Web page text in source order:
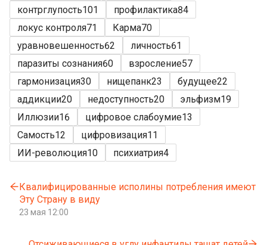
контрглупость101 профилактика84
локус контроля71 Карма70
уравновешенность62 личность61
паразиты сознания60 взросление57
гармонизация30 нищепанк23 будущее22
аддикции20 недоступность20 эльфизм19
Иллюзии16 цифровое слабоумие13
Самость12 цифровизация11
ИИ-революция10 психиатрия4
Квалифицированные исполины потребления имеют
Эту Страну в виду
23 мая 12:00